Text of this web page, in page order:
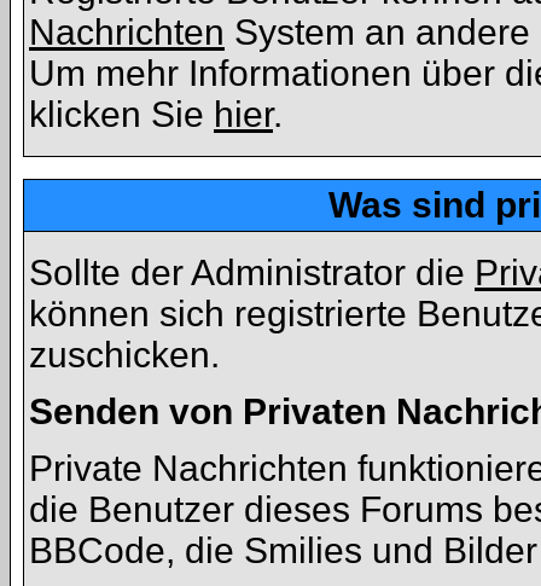
Nachrichten System an
Um mehr Informationen über
klicken Sie hier.
Was sind
Sollte der Administrator die
können sich registrierte
zuschicken.
Senden von Privaten
Private Nachrichten
die Benutzer dieses Forums
BBCode, die Smilies und